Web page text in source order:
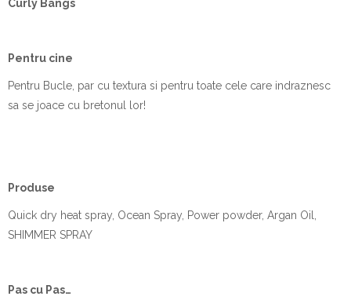
Curly Bangs
Pentru cine
Pentru Bucle, par cu textura si pentru toate cele care indraznesc
sa se joace cu bretonul lor!
Produse
Quick dry heat spray, Ocean Spray, Power powder, Argan Oil,
SHIMMER SPRAY
Pas cu Pas…